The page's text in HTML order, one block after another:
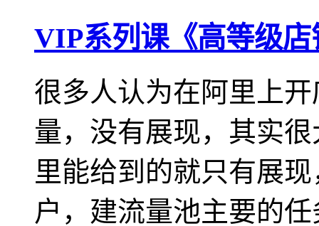
VIP系列课《高等级
很多人认为在阿里上
量，没有展现，其实
里能给到的就只有展
户，建流量池主要的任